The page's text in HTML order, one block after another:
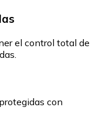
el control total de
con